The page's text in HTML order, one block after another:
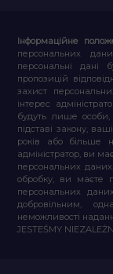
Інформаційне
персональних
персональні дані
пропозицій
захист
інтерес
будуть лише особи,
підставі закону,
років або більше
адміністратор, ви
персональних
обробку, ви маєте
персональних
добровільним,
неможливості
JESTEŚMY